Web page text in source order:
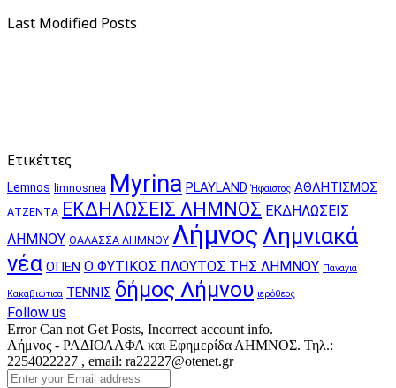
Last Modified Posts
Ετικέττες
Lemnos limnosnea Myrina PLAYLAND Ήφαιστος ΑΘΛΗΤΙΣΜΟΣ
ΑΤΖΕΝΤΑ ΕΚΔΗΛΩΣΕΙΣ ΛΗΜΝΟΣ ΕΚΔΗΛΩΣΕΙΣ
ΛΗΜΝΟΥ ΘΑΛΑΣΣΑ ΛΗΜΝΟΥ Λήμνος Λημνιακά
νέα ΟΠΕΝ Ο ΦΥΤΙΚΟΣ ΠΛΟΥΤΟΣ ΤΗΣ ΛΗΜΝΟΥ Παναγια
Κακαβιώτισα ΤΕΝΝΙΣ δήμος Λήμνου ιερόθεος
Follow us
Error Can not Get Posts, Incorrect account info.
Λήμνος - ΡΑΔΙΟΑΛΦΑ και Εφημερίδα ΛΗΜΝΟΣ. Τηλ.:
2254022227 , email: ra22227@otenet.gr
Enter